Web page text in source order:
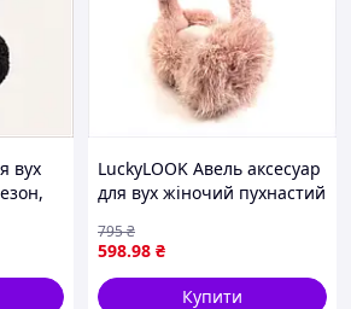
вух
LuckyLOOK Авель аксесуар
для вух жіночий пухнастий
598.98 ₴
795₴
Купити